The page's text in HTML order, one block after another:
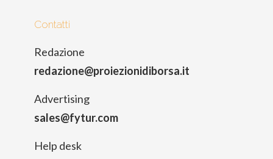
Contatti
Redazione
redazione@proiezionidiborsa.it
Advertising
sales@fytur.com
Help desk